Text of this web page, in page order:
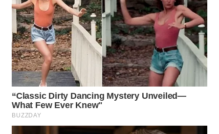
MASYARAKAT
KELISTRIKAN
WALINKI
ID
MAWAKA
ID
MARTABAT